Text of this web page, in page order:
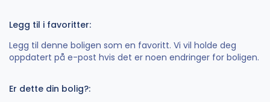
Legg til i favoritter:
Legg til denne boligen som en favoritt. Vi vil holde deg
oppdatert på e-post hvis det er noen endringer for boligen.
Er dette din bolig?: